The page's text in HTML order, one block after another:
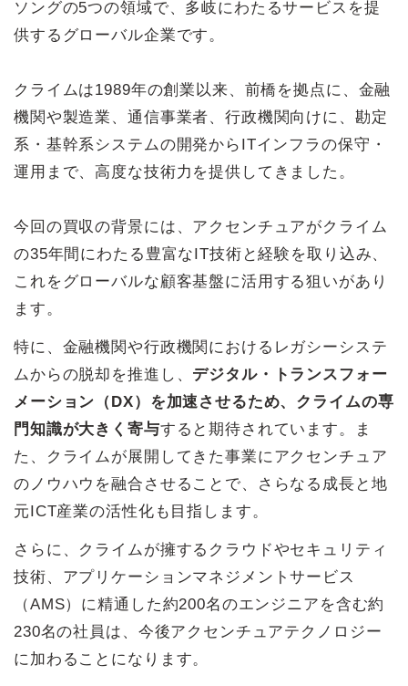
ソングの5つの領域で、多岐にわたるサービスを提
供するグローバル企業です。
クライムは1989年の創業以来、前橋を拠点に、金融
機関や製造業、通信事業者、行政機関向けに、勘定
系・基幹系システムの開発からITインフラの保守・
運用まで、高度な技術力を提供してきました。
今回の買収の背景には、アクセンチュアがクライム
の35年間にわたる豊富なIT技術と経験を取り込み、
これをグローバルな顧客基盤に活用する狙いがあり
ます。
特に、金融機関や行政機関におけるレガシーシステ
ムからの脱却を推進し、 デジタル・トランスフォー
メーション（DX）を加速させるため、クライムの専
門知識が大きく寄与すると期待されています。ま
た、クライムが展開してきた事業にアクセンチュア
のノウハウを融合させることで、さらなる成長と地
元ICT産業の活性化も目指します。
さらに、クライムが擁するクラウドやセキュリティ
技術、アプリケーションマネジメントサービス
（AMS）に精通した約200名のエンジニアを含む約
230名の社員は、今後アクセンチュアテクノロジー
に加わることになります。